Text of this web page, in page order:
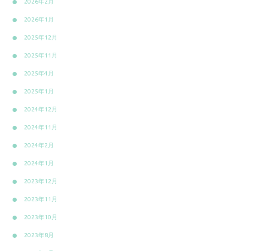
2026年1月
2025年12月
2025年11月
2025年4月
2025年1月
2024年12月
2024年11月
2024年2月
2024年1月
2023年12月
2023年11月
2023年10月
2023年8月